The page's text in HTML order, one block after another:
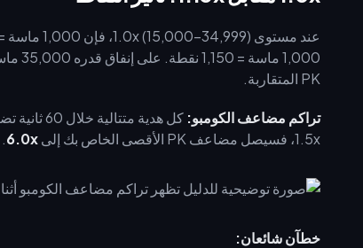
1,000 ماسة = 1,150 نقطة. على إنفاق قدره 35,000 ماسة، هذا يعني
PK المتقاربة.
تراكم مضاعف الكومبو:
1.5x، فسيصل مضاعف PK الأقصى الخاص بك إلى
6.0x
.
خطآن شائعان: